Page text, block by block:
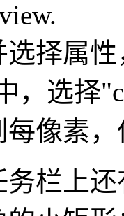
择属性
，选择
每像素
务栏上